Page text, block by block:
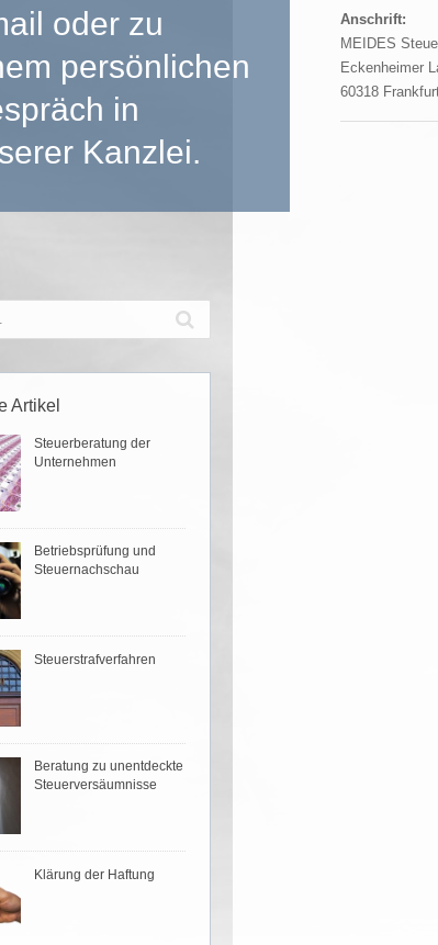
oder zu
persönlichen
in
Kanzlei.
Anschrift:
MEIDES
Eckenheimer
60318
Artikel
Steuerberatung der
Unternehmen
Betriebsprüfung und
Steuernachschau
Steuerstrafverfahren
Beratung zu unentdeckte
Steuerversäumnisse
Klärung der Haftung